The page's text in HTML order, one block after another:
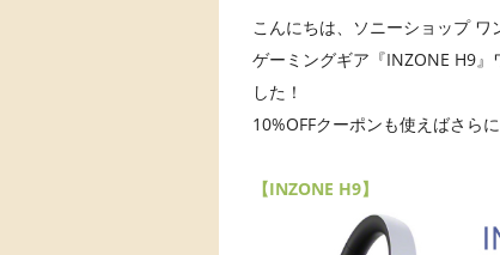
こんにちは、ソニーショップ ワ
ゲーミングギア『INZONE H9
した！
10%OFFクーポンも使えばさ
【INZONE H9】